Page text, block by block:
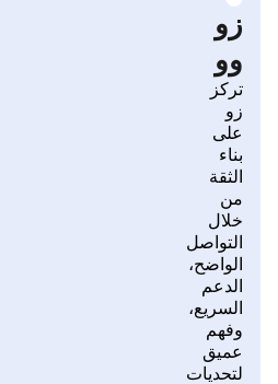
زو
وو
تركز
زو
على
بناء
الثقة
من
خلال
التواصل
الواضح،
الدعم
السريع،
وفهم
عميق
لتحديات